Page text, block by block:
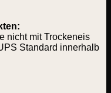
nicht mit Trockeneis
Standard innerhalb